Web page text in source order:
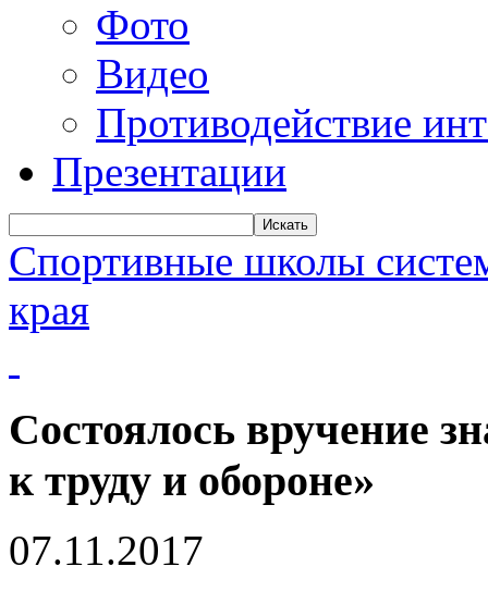
Фото
Видео
Противодействие
Презентации
Искать
Спортивные школы
края
Состоялось вручение
к труду и обороне»
07.11.2017